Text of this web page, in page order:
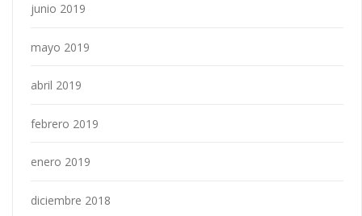
junio 2019
mayo 2019
abril 2019
febrero 2019
enero 2019
diciembre 2018